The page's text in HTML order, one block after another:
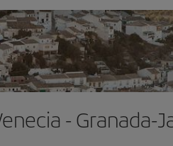
- Granada-